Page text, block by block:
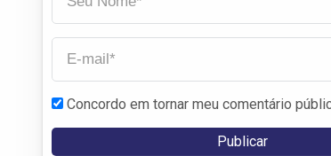
Concordo em tornar meu comentário